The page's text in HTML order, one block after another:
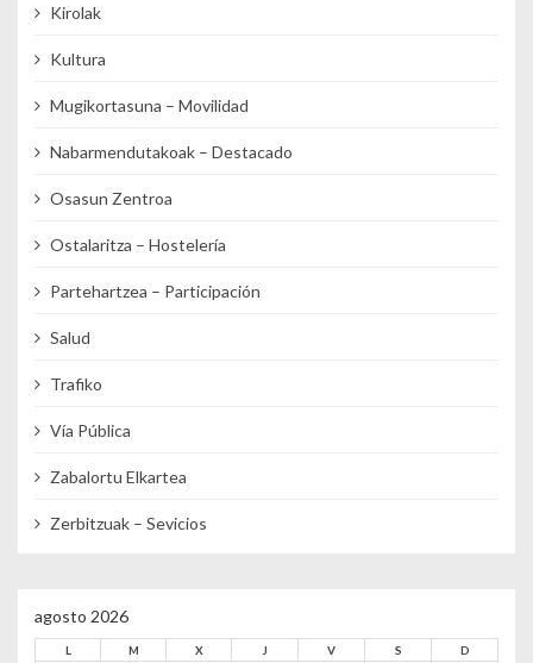
Kirolak
Kultura
Mugikortasuna – Movilidad
Nabarmendutakoak – Destacado
Osasun Zentroa
Ostalaritza – Hostelería
Partehartzea – Participación
Salud
Trafiko
Vía Pública
Zabalortu Elkartea
Zerbitzuak – Sevicios
agosto 2026
L M X J V S D